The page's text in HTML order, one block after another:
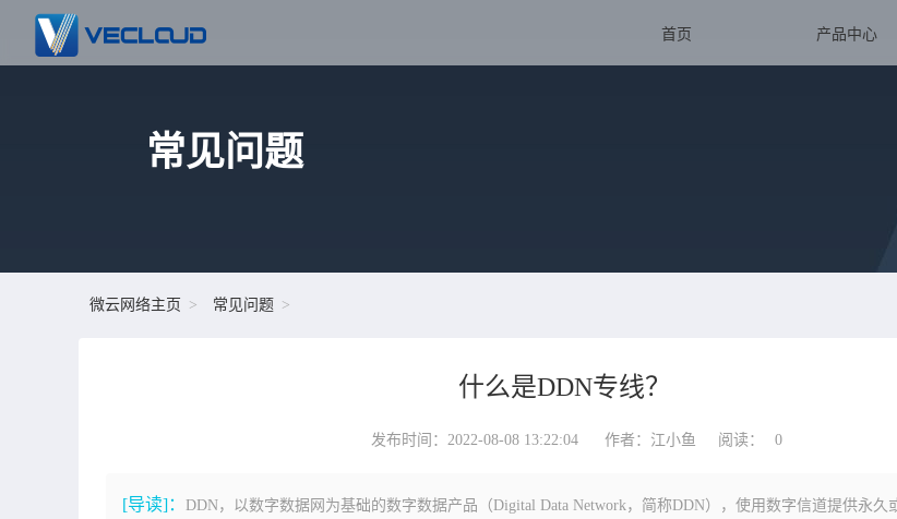
首页 产品中心
常见问题
微云网络主页 常见问题
什么是DDN专线？
发布时间：2022-08-08 13:22:04 作者：江小鱼 阅读： 0
[导读]： DDN，以数字数据网为基础的数字数据产品（Digital Data Network，简称DDN），使用数字信道提供永久